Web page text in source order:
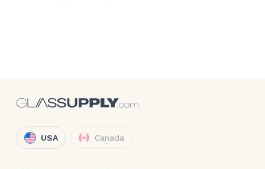
USA Canada